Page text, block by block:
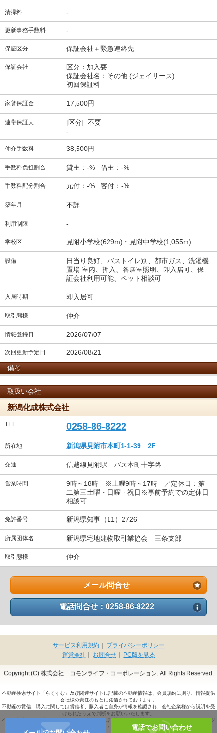
清掃料 -
更新事務手数料 -
保証区分 保証会社＋緊急連絡先
保証会社
区分：加入要
保証会社名：その他 (ジェイリース)
初回保証料
家賃保証金 17,500円
連帯保証人
[区分] 不要
-
仲介手数料 38,500円
手数料負担割合 貸主：-% 借主：-%
手数料配分割合 元付：-% 客付：-%
築年月 不詳
利用制限 -
学校区 見附小学校(629m)・見附中学校(1,055m)
設備
日当り良好、バストイレ別、都市ガス、洗濯機
置場 室内、押入、各居室照明、即入居可、保
証会社利用可能、ペット相談可
入居時期 即入居可
取引態様 仲介
情報登録日 2026/07/07
次回更新予定日
2026/08/21
備考
取扱い会社
新潟化成株式会社
TEL 0258-86-8222
所在地 新潟県見附市本町1-1-39 2F
交通 信越線見附駅 バス本町十字路
営業時間
9時～18時 ※土曜9時～17時 ／定休日：第
二第三土曜・日曜・祝日※事前予約での定休日
相談可
免許番号 新潟県知事（11）2726
所属団体名 新潟県宅地建物取引業協会 三条支部
取引態様 仲介
メール問合せ
電話問合せ：0258-86-8222
電話でお問い合わせ
サービス利用規約｜
プライバシーポリシー
運営会社 ｜ お問合せ｜ PC版を見る
Copyright (C) 株式会社 コモンライフ・コーポレーション. All Rights Reserved.
不動産検索サイト「らくすむ」及び関連サイトに記載の不動産情報は、会員規約に則り、情報提供
会社様の責任のもとに発信されております。
不動産の賃借、購入に関しては賃借者、購入者ご自身が情報を確認され、会社企業様から説明を受
けられたうえで判断をお願いいたします。
不動産検索サイト「らくすむ」及び関連サイトに記載の不動産情報、写真、デザイン、コンテンツ
などの
無断転載・転用・複製 など禁止します。